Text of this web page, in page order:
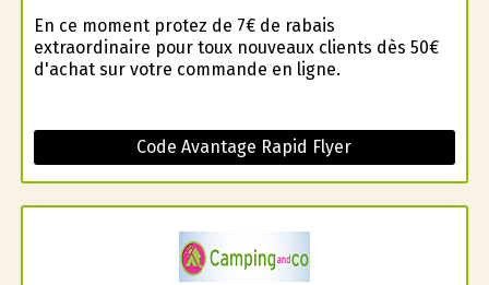
En ce moment profitez de 7€ de rabais
extraordinaire pour toux nouveaux clients dès 50€
d'achat sur votre commande en ligne.
Code Avantage Rapid Flyer